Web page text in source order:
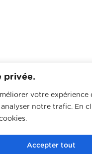
privée.
votre
notre trafic. En
Accepter tout